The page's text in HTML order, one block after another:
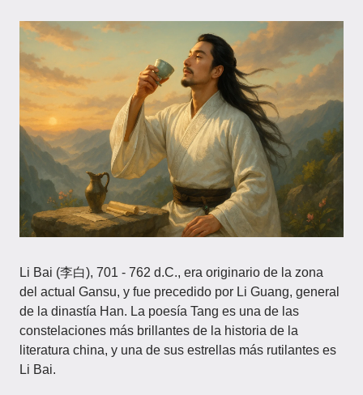
Li Bai (李白), 701 - 762 d.C., era originario de la zona
del actual Gansu, y fue precedido por Li Guang, general
de la dinastía Han. La poesía Tang es una de las
constelaciones más brillantes de la historia de la
literatura china, y una de sus estrellas más rutilantes es
Li Bai.